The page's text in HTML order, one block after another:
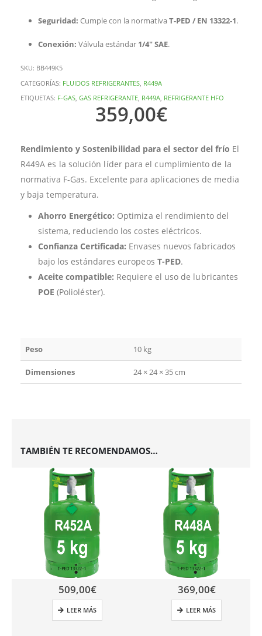
Seguridad: Cumple con la normativaT-PED / EN 13322-1.
Conexión: Válvula estándar 1/4″ SAE.
SKU: BB449K5
CATEGORÍAS: FLUIDOS REFRIGERANTES R449A
ETIQUETAS: F-GAS, GAS REFRIGERANTE, R449A, REFRIGERANTE HFO
359,00€
Rendimiento y Sostenibilidad para el sector del frío El
R449A es la solución líder para el cumplimiento de la
normativa F-Gas. Excelente para aplicaciones de media
y baja temperatura.
Ahorro Energético: Optimiza el rendimiento del
sistema, reduciendo los costes eléctricos.
Confianza Certificada: Envases nuevos fabricados
bajo los estándares europeos T-PED.
Aceite compatible: Requiere el uso de lubricantes
POE (Polioléster).
Peso 10 kg
Dimensiones 24 × 24 × 35 cm
TAMBIÉN TE RECOMENDAMOS…
509,00€
LEER MÁS
369,00€
LEER MÁS